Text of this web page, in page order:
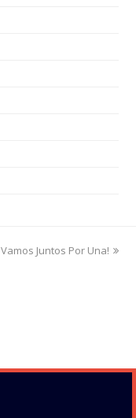
next
Vamos Juntos Por Una!